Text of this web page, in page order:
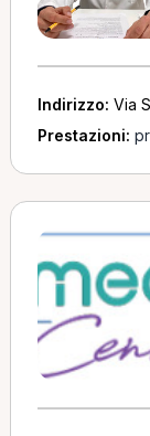
Indirizzo: Via
Prestazioni: